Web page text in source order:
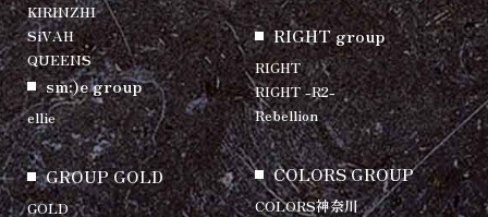
KIRINZHI
SiVAH
QUEENS
sm:)e group
ellie
GROUP GOLD
GOLD
RIGHT group
RIGHT
RIGHT -R2-
Rebellion
COLORS GROUP
COLORS神奈川